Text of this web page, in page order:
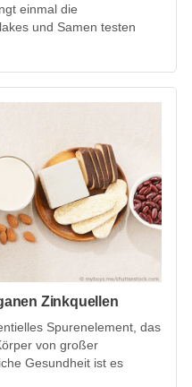
einmal die
und Samen testen
Zinkquellen
Spurenelement, das
von großer
Gesundheit ist es